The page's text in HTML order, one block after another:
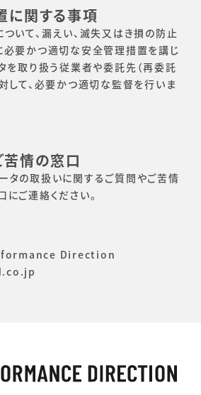
関する事項
いて、漏えい、滅失又はき損の防止
必要かつ適切な安全管理措置を講じ
を取り扱う従業者や委託先（再委託
して、必要かつ適切な監督を行いま
情の窓口
タの取扱いに関するご質問やご苦情
ご連絡ください。
Direction